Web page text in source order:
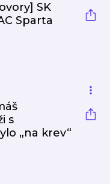
SK
Sparta
s
„na krev“